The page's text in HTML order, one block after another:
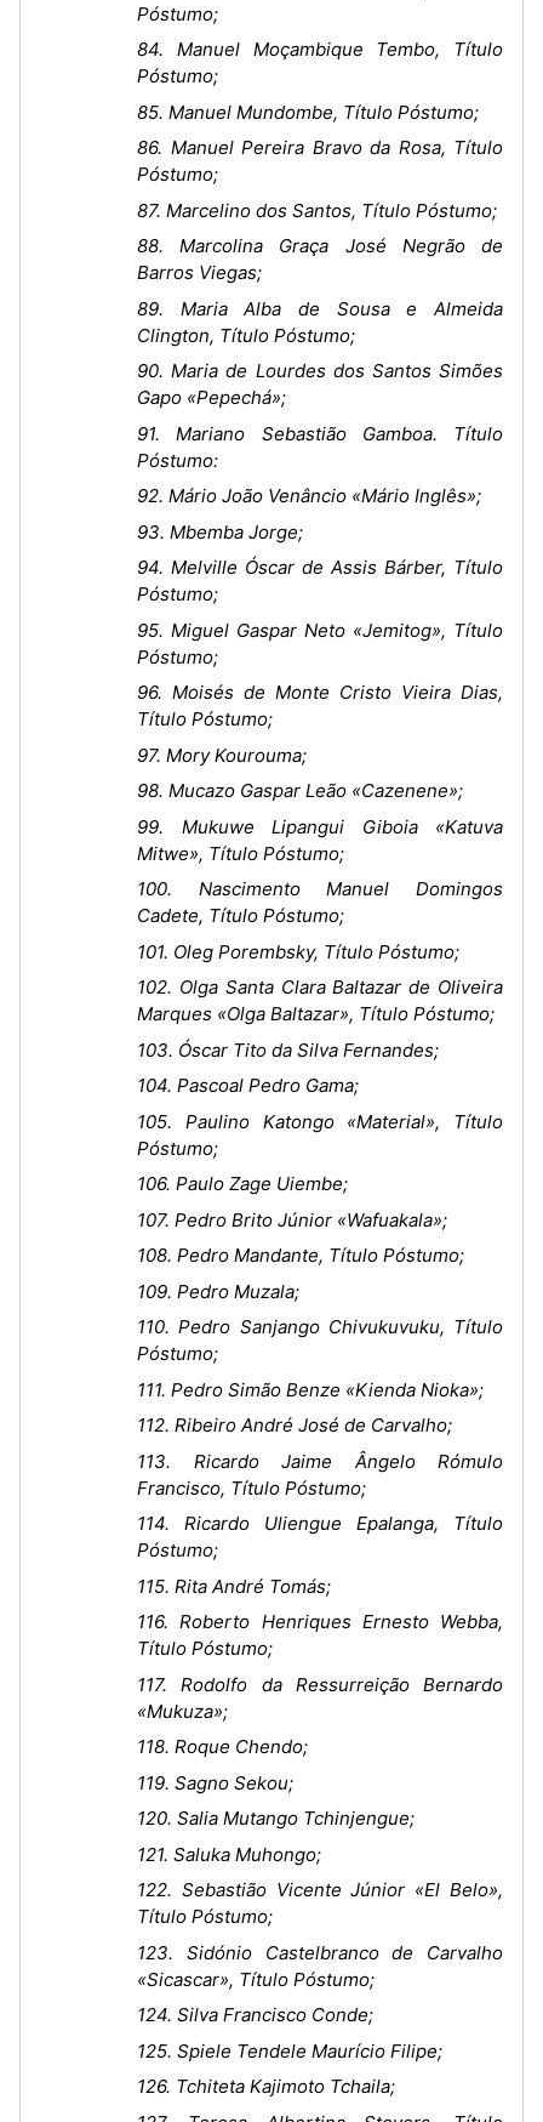
Póstumo;
84. Manuel Moçambique Tembo, Título
Póstumo;
85. Manuel Mundombe, Título Póstumo;
86. Manuel Pereira Bravo da Rosa, Título
Póstumo;
87. Marcelino dos Santos, Título Póstumo;
88. Marcolina Graça José Negrão de
Barros Viegas;
89. Maria Alba de Sousa e Almeida
Clington, Título Póstumo;
90. Maria de Lourdes dos Santos Simões
Gapo «Pepechá»;
91. Mariano Sebastião Gamboa. Título
Póstumo:
92. Mário João Venâncio «Mário Inglês»;
93. Mbemba Jorge;
94. Melville Óscar de Assis Bárber, Título
Póstumo;
95. Miguel Gaspar Neto «Jemitog», Título
Póstumo;
96. Moisés de Monte Cristo Vieira Dias,
Título Póstumo;
97. Mory Kourouma;
98. Mucazo Gaspar Leão «Cazenene»;
99. Mukuwe Lipangui Giboia «Katuva
Mitwe», Título Póstumo;
100. Nascimento Manuel Domingos
Cadete, Título Póstumo;
101. Oleg Porembsky, Título Póstumo;
102. Olga Santa Clara Baltazar de Oliveira
Marques «Olga Baltazar», Título Póstumo;
103. Óscar Tito da Silva Fernandes;
104. Pascoal Pedro Gama;
105. Paulino Katongo «Material», Título
Póstumo;
106. Paulo Zage Uiembe;
107. Pedro Brito Júnior «Wafuakala»;
108. Pedro Mandante, Título Póstumo;
109. Pedro Muzala;
110. Pedro Sanjango Chivukuvuku, Título
Póstumo;
111. Pedro Simão Benze «Kienda Nioka»;
112. Ribeiro André José de Carvalho;
113. Ricardo Jaime Ângelo Rómulo
Francisco, Título Póstumo;
114. Ricardo Uliengue Epalanga, Título
Póstumo;
115. Rita André Tomás;
116. Roberto Henriques Ernesto Webba,
Título Póstumo;
117. Rodolfo da Ressurreição Bernardo
«Mukuza»;
118. Roque Chendo;
119. Sagno Sekou;
120. Salia Mutango Tchinjengue;
121. Saluka Muhongo;
122. Sebastião Vicente Júnior «El Belo»,
Título Póstumo;
123. Sidónio Castelbranco de Carvalho
«Sicascar», Título Póstumo;
124. Silva Francisco Conde;
125. Spiele Tendele Maurício Filipe;
126. Tchiteta Kajimoto Tchaila;